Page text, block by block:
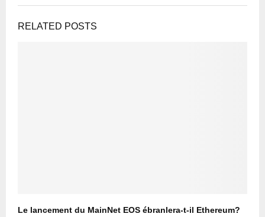
RELATED POSTS
Le lancement du MainNet EOS ébranlera-t-il Ethereum?